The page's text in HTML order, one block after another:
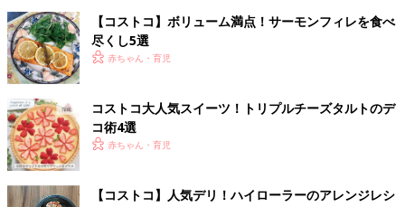
【コストコ】ボリューム満点！サーモンフィレを食べ
尽くし5選
赤ちゃん・育児
コストコ大人気スイーツ！トリプルチーズタルトのデ
コ術4選
赤ちゃん・育児
【コストコ】人気デリ！ハイローラーのアレンジレシ